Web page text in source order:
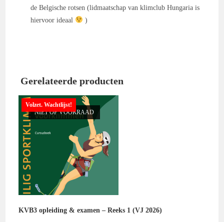
de Belgische rotsen (lidmaatschap van klimclub Hungaria is
hiervoor ideaal
)
Gerelateerde producten
Volzet. Wachtlijst!
NIET OP VOORRAAD
KVB3 opleiding & examen – Reeks 1 (VJ 2026)